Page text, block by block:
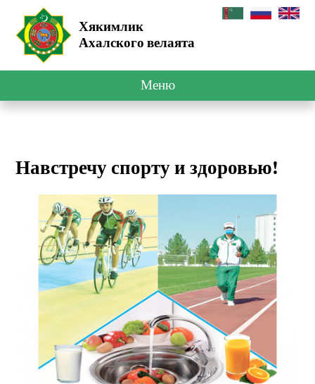
Хякимлик
Ахалского велаята
Меню
Навстречу спорту и здоровью!